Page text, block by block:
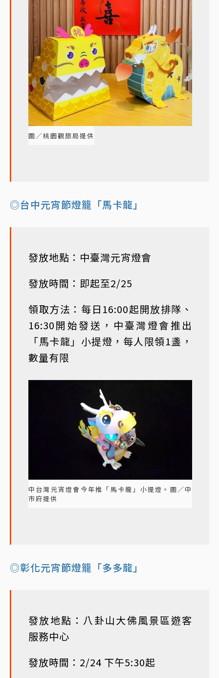
圖／桃園觀旅局提供
◎台中元宵節燈籠「馬卡龍」
發放地點：中臺灣元宵燈會
發放時間：即起至2/25
領取方法：每日16:00起開放排隊、
16:30開始發送，中臺灣燈會推出
「馬卡龍」小提燈，每人限領1盞，
數量有限
中台灣元宵燈會今年推「馬卡龍」小提燈。圖／中
市府提供
◎彰化元宵節燈籠「多多龍」
發放地點：八卦山大佛風景區遊客
服務中心
發放時間：2/24 下午5:30起